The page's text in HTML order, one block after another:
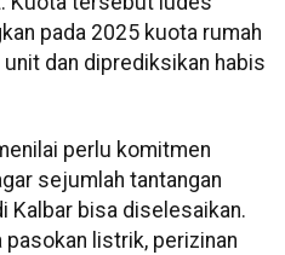
pada 2025 kuota rumah
dan diprediksikan habis
perlu komitmen
sejumlah tantangan
Kalbar bisa diselesaikan.
pasokan listrik, perizinan